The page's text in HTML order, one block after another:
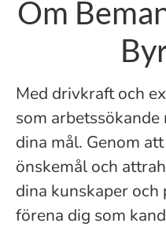
Om
​Med drivkraft och
som
dina mål. Genom
önskemål och
dina kunskaper
förena dig som